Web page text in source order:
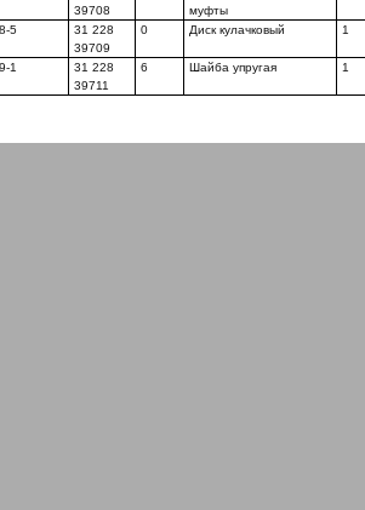
39708
муфты
5
31 228
39709
0 Диск кулачковый 1
1
31 228
39711
6 Шайба упругая 1